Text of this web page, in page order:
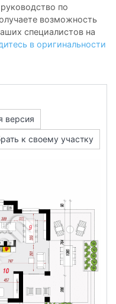
по
возможность
специалистов на
в оригинальности
версия
к своему участку